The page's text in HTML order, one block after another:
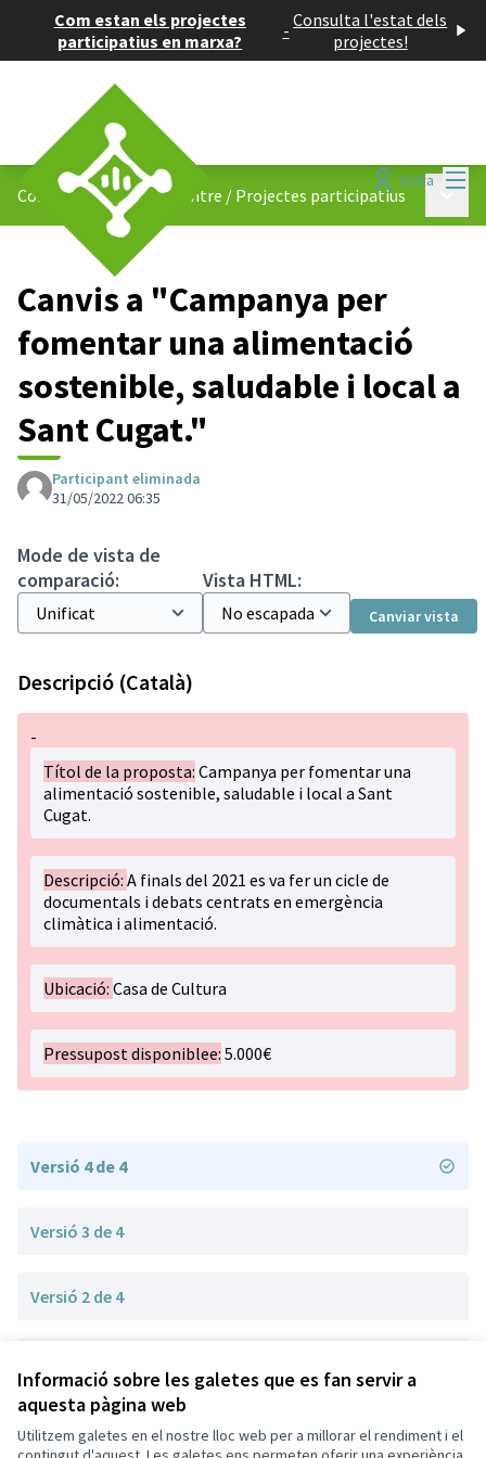
Informació sobre les galetes que es fan servir a
aquesta pàgina web
Utilitzem galetes en el nostre lloc web per a millorar el rendiment i el
Com estan els projectes
participatius en marxa?
- Consulta l'estat dels
projectes!
Entra
Consell de Barris del Centre / Projectes participatius
Canvis a "Campanya per
fomentar una alimentació
sostenible, saludable i local a
Sant Cugat."
Participant eliminada
31/05/2022 06:35
Mode de vista de
comparació:
Vista HTML:
Canviar vista
Descripció (Català)
-
Títol de la proposta: Campanya per fomentar una
alimentació sostenible, saludable i local a Sant
Cugat.
Descripció: A finals del 2021 es va fer un cicle de
documentals i debats centrats en emergència
climàtica i alimentació.
Ubicació: Casa de Cultura
Pressupost disponiblee: 5.000€
Versió 4 de 4
Versió 3 de 4
Versió 2 de 4
Termes i condicions d'ús